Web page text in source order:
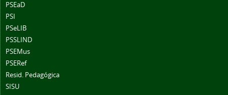
PSEaD
PSI
PSeLIB
PSSLIND
PSEMus
PSERef
Resid. Pedagógica
SISU